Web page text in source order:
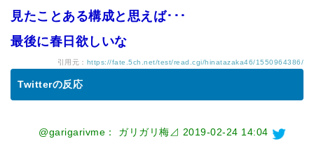
見たことある構成と思えば･･･
最後に春日欲しいな
引用元： https://fate.5ch.net/test/read.cgi/hinatazaka46/1550964386/
Twitterの反応
@garigarivme： ガリガリ梅⊿ 2019-02-24 14:04